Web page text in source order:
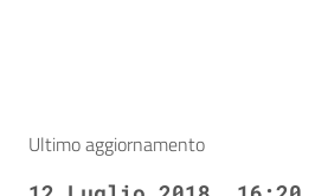
Ultimo aggiornamento